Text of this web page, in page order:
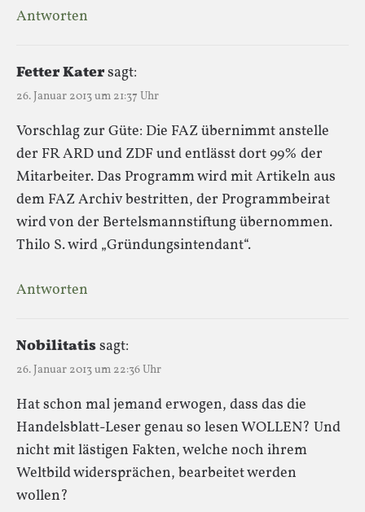
Antworten
Fetter Katersagt:
26. Januar 2013 um 21:37 Uhr
Vorschlag zur Güte: Die FAZ übernimmt anstelle
der FR ARD und ZDF und entlässt dort 99% der
Mitarbeiter. Das Programm wird mit Artikeln aus
dem FAZ Archiv bestritten, der Programmbeirat
wird von der Bertelsmannstiftung übernommen.
Thilo S. wird „Gründungsintendant“.
Antworten
Nobilitatissagt:
26. Januar 2013 um 22:36 Uhr
Hat schon mal jemand erwogen, dass das die
Handelsblatt-Leser genau so lesen WOLLEN? Und
nicht mit lästigen Fakten, welche noch ihrem
Weltbild widersprächen, bearbeitet werden
wollen?